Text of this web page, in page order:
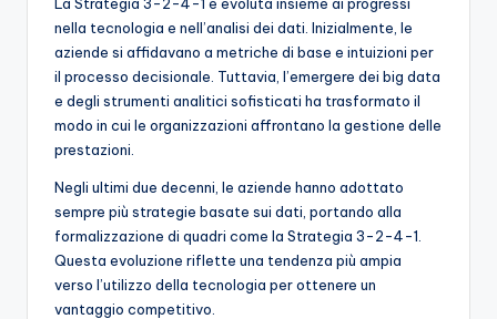
La Strategia 3-2-4-1 è evoluta insieme ai progressi
nella tecnologia e nell’analisi dei dati. Inizialmente, le
aziende si affidavano a metriche di base e intuizioni per
il processo decisionale. Tuttavia, l’emergere dei big data
e degli strumenti analitici sofisticati ha trasformato il
modo in cui le organizzazioni affrontano la gestione delle
prestazioni.
Negli ultimi due decenni, le aziende hanno adottato
sempre più strategie basate sui dati, portando alla
formalizzazione di quadri come la Strategia 3-2-4-1.
Questa evoluzione riflette una tendenza più ampia
verso l’utilizzo della tecnologia per ottenere un
vantaggio competitivo.